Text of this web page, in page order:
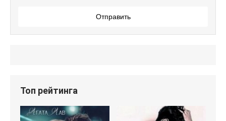
Отправить
Топ рейтинга